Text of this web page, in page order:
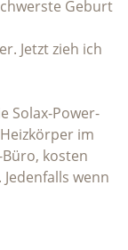
Geburt
Jetzt zieh ich
Solax-Power-
im
kosten
wenn